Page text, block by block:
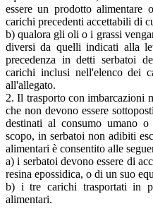
essere un prodotto alimentare
carichi precedenti accettabili di
b) qualora gli oli o i grassi
diversi da quelli indicati alla
precedenza in detti serbatoi
carichi inclusi nell'elenco dei
all'allegato.
2. Il trasporto con imbarcazioni
che non devono essere
destinati al consumo umano
scopo, in serbatoi non adibiti
alimentari è consentito alle
a) i serbatoi devono essere di
resina epossidica, o di un suo
b) i tre carichi trasportati in
alimentari.